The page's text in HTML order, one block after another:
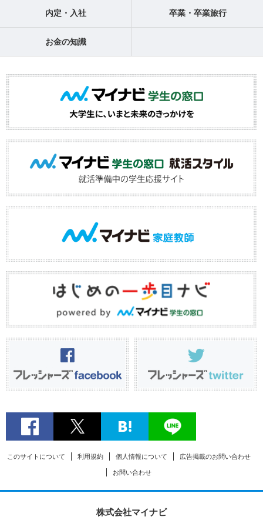
内定・入社 卒業・卒業旅行
お金の知識
このサイトについて 利用規約 個人情報について 広告掲載のお問い合わせ
お問い合わせ
株式会社マイナビ